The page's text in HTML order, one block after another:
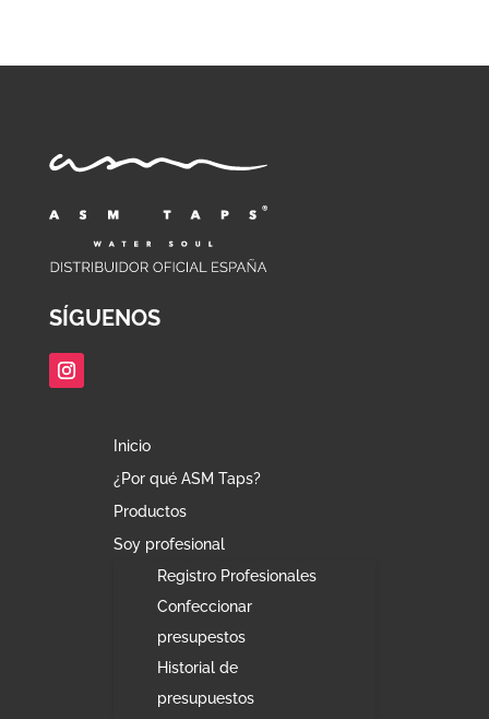
SÍGUENOS
Inicio
¿Por qué ASM Taps?
Productos
Soy profesional
Registro Profesionales
Confeccionar
presupestos
Historial de
presupuestos